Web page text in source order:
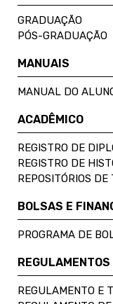
GRADUAÇÃO
PÓS-GRADUAÇÃO
MANUAIS
MANUAL DO
ACADÊMICO
REGISTRO DE
REGISTRO DE
REPOSITÓRIOS DE
BOLSAS E
PROGRAMA DE
REGULAMENTOS
REGULAMENTO E